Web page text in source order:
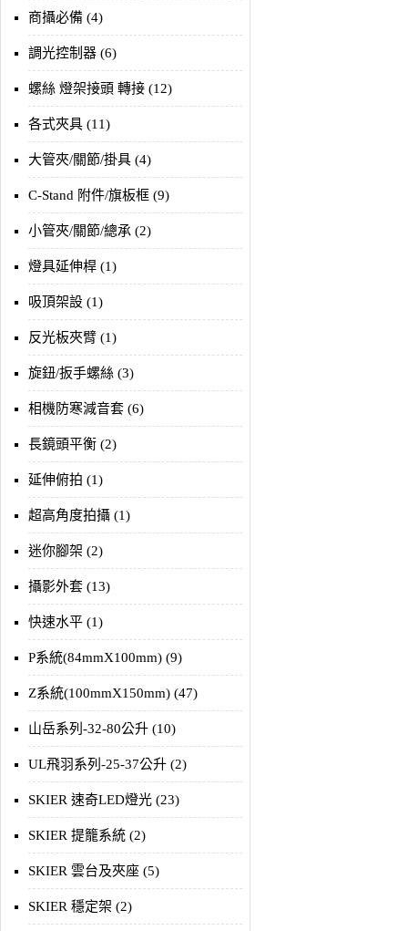
商攝必備 (4)
調光控制器 (6)
螺絲 燈架接頭 轉接 (12)
各式夾具 (11)
大管夾/關節/掛具 (4)
C-Stand 附件/旗板框 (9)
小管夾/關節/總承 (2)
燈具延伸桿 (1)
吸頂架設 (1)
反光板夾臂 (1)
旋鈕/扳手螺絲 (3)
相機防寒減音套 (6)
長鏡頭平衡 (2)
延伸俯拍 (1)
超高角度拍攝 (1)
迷你腳架 (2)
攝影外套 (13)
快速水平 (1)
P系統(84mmX100mm) (9)
Z系統(100mmX150mm) (47)
山岳系列-32-80公升 (10)
UL飛羽系列-25-37公升 (2)
SKIER 速奇LED燈光 (23)
SKIER 提籠系統 (2)
SKIER 雲台及夾座 (5)
SKIER 穩定架 (2)